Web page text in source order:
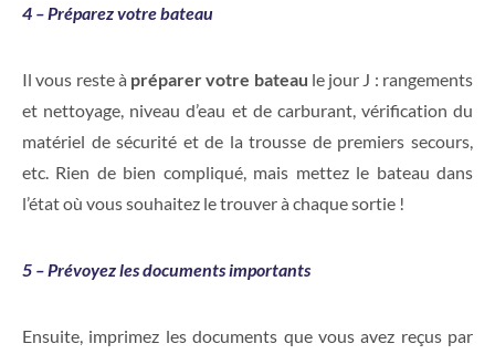
4 – Préparez votre bateau
Il vous reste à préparer votre bateau le jour J : rangements
et nettoyage, niveau d’eau et de carburant, vérification du
matériel de sécurité et de la trousse de premiers secours,
etc. Rien de bien compliqué, mais mettez le bateau dans
l’état où vous souhaitez le trouver à chaque sortie !
5 – Prévoyez les documents importants
Ensuite, imprimez les documents que vous avez reçus par